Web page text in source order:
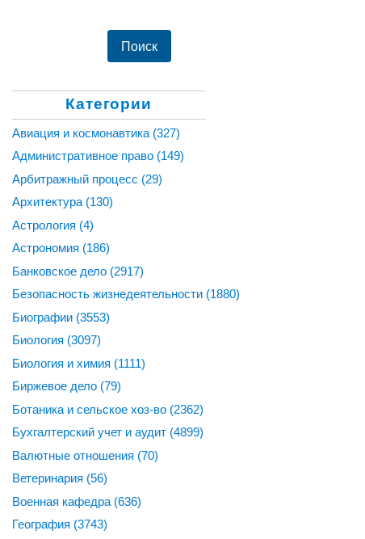
Категории
Авиация и космонавтика (327)
Административное право (149)
Арбитражный процесс (29)
Архитектура (130)
Астрология (4)
Астрономия (186)
Банковское дело (2917)
Безопасность жизнедеятельности (1880)
Биографии (3553)
Биология (3097)
Биология и химия (1111)
Биржевое дело (79)
Ботаника и сельское хоз-во (2362)
Бухгалтерский учет и аудит (4899)
Валютные отношения (70)
Ветеринария (56)
Военная кафедра (636)
География (3743)